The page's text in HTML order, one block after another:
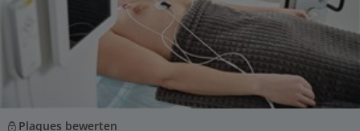
Plaques bewerten